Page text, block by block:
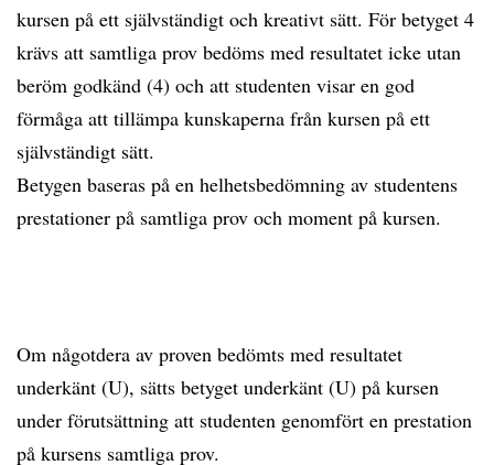
kursen på ett självständigt och kreativt sätt. För betyget 4
krävs att samtliga prov bedöms med resultatet icke utan
beröm godkänd (4) och att studenten visar en god
förmåga att tillämpa kunskaperna från kursen på ett
självständigt sätt.
Betygen baseras på en helhetsbedömning av studentens
prestationer på samtliga prov och moment på kursen.
Om någotdera av proven bedömts med resultatet
underkänt (U), sätts betyget underkänt (U) på kursen
under förutsättning att studenten genomfört en prestation
på kursens samtliga prov.